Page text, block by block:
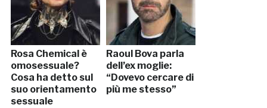
Rosa Chemical è
omosessuale?
Cosa ha detto sul
suo orientamento
sessuale
Raoul Bova parla
dell’ex moglie:
“Dovevo cercare di
più me stesso”